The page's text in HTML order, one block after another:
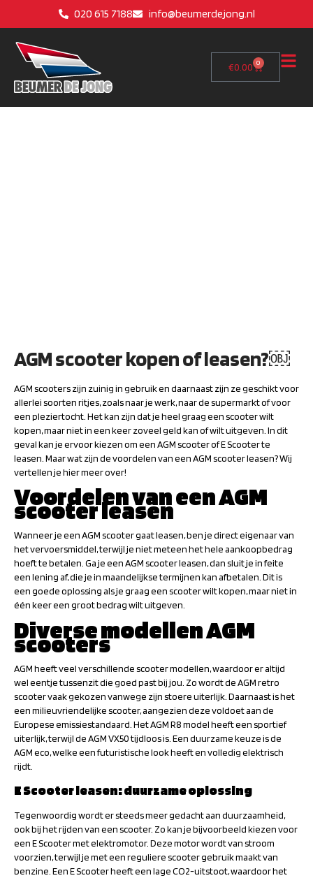
020 615 7188 info@beumerdejong.nl
€0.00 0
AGM scooter kopen of leasen?￼
AGM scooters zijn zuinig in gebruik en daarnaast zijn ze geschikt voor
allerlei soorten ritjes, zoals naar je werk, naar de supermarkt of voor
een pleziertocht. Het kan zijn dat je heel graag een scooter wilt
kopen, maar niet in een keer zoveel geld kan of wilt uitgeven. In dit
geval kan je ervoor kiezen om een AGM scooter of E Scooter te
leasen. Maar wat zijn de voordelen van een AGM scooter leasen? Wij
vertellen je hier meer over!
Voordelen van een AGM
scooter leasen
Wanneer je een AGM scooter gaat leasen, ben je direct eigenaar van
het vervoersmiddel, terwijl je niet meteen het hele aankoopbedrag
hoeft te betalen. Ga je een AGM scooter leasen, dan sluit je in feite
een lening af, die je in maandelijkse termijnen kan afbetalen. Dit is
een goede oplossing als je graag een scooter wilt kopen, maar niet in
één keer een groot bedrag wilt uitgeven.
Diverse modellen AGM
scooters
AGM heeft veel verschillende scooter modellen, waardoor er altijd
wel eentje tussenzit die goed past bij jou. Zo wordt de AGM retro
scooter vaak gekozen vanwege zijn stoere uiterlijk. Daarnaast is het
een milieuvriendelijke scooter, aangezien deze voldoet aan de
Europese emissiestandaard. Het AGM R8 model heeft een sportief
uiterlijk, terwijl de AGM VX50 tijdloos is. Een duurzame keuze is de
AGM eco, welke een futuristische look heeft en volledig elektrisch
rijdt.
E Scooter leasen: duurzame oplossing
Tegenwoordig wordt er steeds meer gedacht aan duurzaamheid,
ook bij het rijden van een scooter. Zo kan je bijvoorbeeld kiezen voor
een E Scooter met elektromotor. Deze motor wordt van stroom
voorzien, terwijl je met een reguliere scooter gebruik maakt van
benzine. Een E Scooter heeft een lage CO2-uitstoot, waardoor het